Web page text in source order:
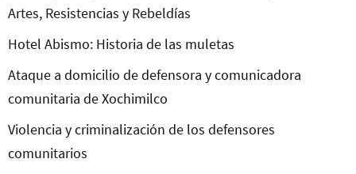
Artes, Resistencias y Rebeldías
Hotel Abismo: Historia de las muletas
Ataque a domicilio de defensora y comunicadora
comunitaria de Xochimilco
Violencia y criminalización de los defensores
comunitarios